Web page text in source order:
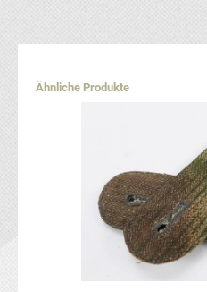
Produktgalerie überspringen
Ähnliche Produkte